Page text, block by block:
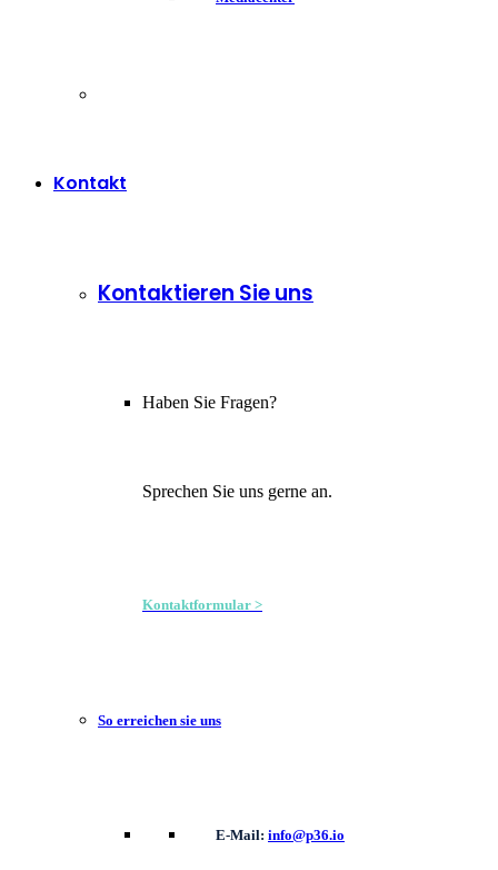
Kontakt
Kontaktieren Sie uns
Haben Sie Fragen?
Sprechen Sie uns gerne an.
Kontaktformular >
So erreichen sie uns
E-Mail: info@p36.io